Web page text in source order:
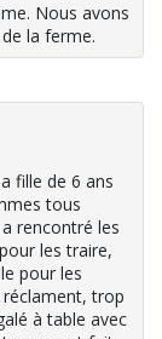
Nous avons
la ferme.
fille de 6 ans
tous
rencontré les
les traire,
pour les
trop
à table avec